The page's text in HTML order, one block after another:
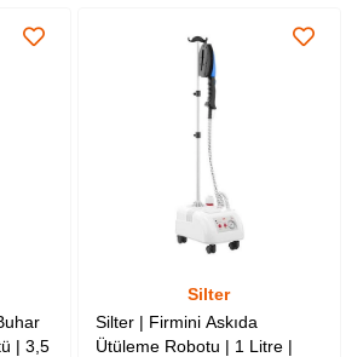
| 3,5
Silter
Silter | Firmini Askıda
Ütüleme Robotu | 1 Litre |